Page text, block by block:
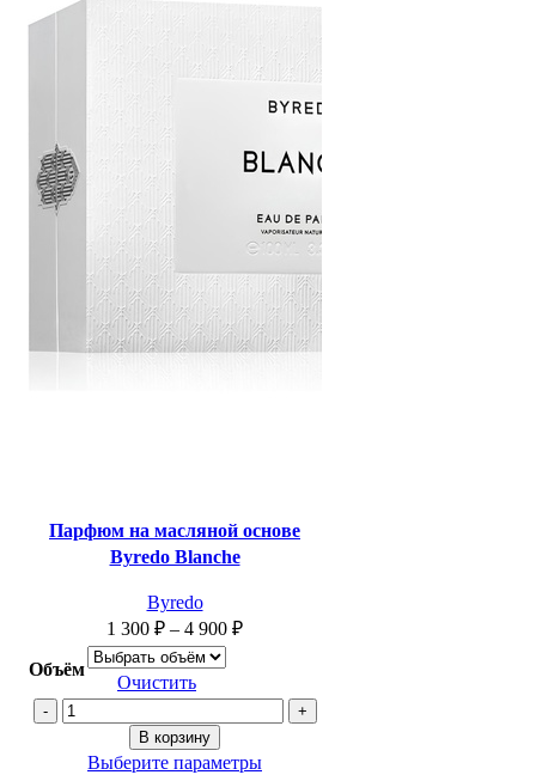
Парфюм на масляной основе
Byredo Blanche
Byredo
1 300 ₽ – 4 900 ₽
Объём
Очистить
Количество
Парфюм
В корзину
Выберите параметры